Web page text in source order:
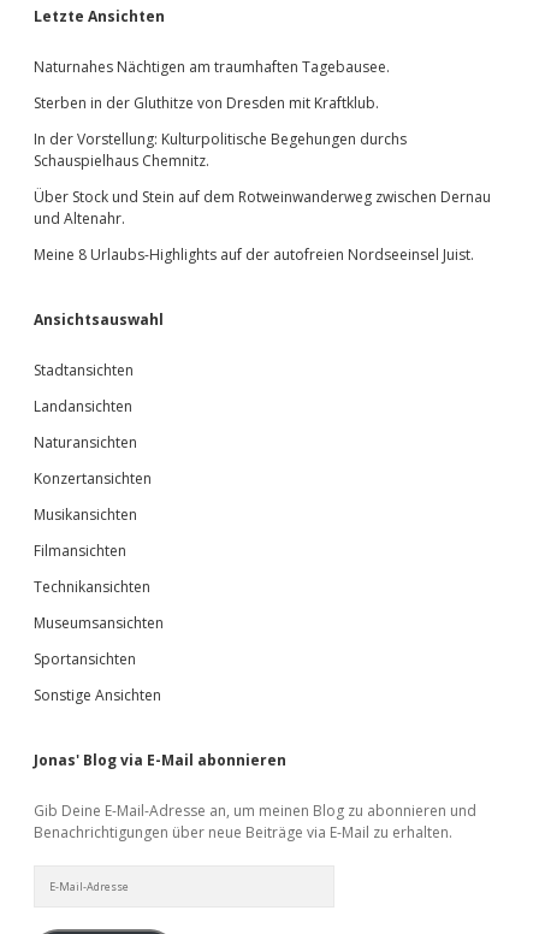
Sidebar
Letzte Ansichten
Naturnahes Nächtigen am traumhaften Tagebausee.
Sterben in der Gluthitze von Dresden mit Kraftklub.
In der Vorstellung: Kulturpolitische Begehungen durchs
Schauspielhaus Chemnitz.
Über Stock und Stein auf dem Rotweinwanderweg zwischen Dernau
und Altenahr.
Meine 8 Urlaubs-Highlights auf der autofreien Nordseeinsel Juist.
Ansichtsauswahl
Stadtansichten
Landansichten
Naturansichten
Konzertansichten
Musikansichten
Filmansichten
Technikansichten
Museumsansichten
Sportansichten
Sonstige Ansichten
Jonas' Blog via E-Mail abonnieren
Gib Deine E-Mail-Adresse an, um meinen Blog zu abonnieren und
Benachrichtigungen über neue Beiträge via E-Mail zu erhalten.
Mail-